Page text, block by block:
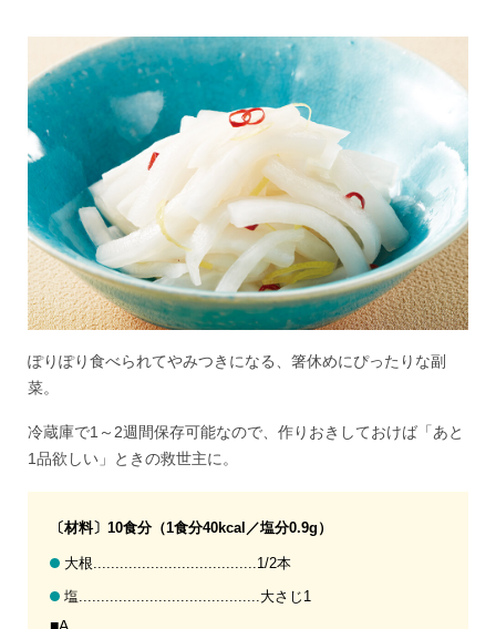
ぽりぽり食べられてやみつきになる、箸休めにぴったりな副
菜。
冷蔵庫で1～2週間保存可能なので、作りおきしておけば「あと
1品欲しい」ときの救世主に。
〔材料〕10食分（1食分40kcal／塩分0.9g）
大根.....................................1/2本
塩.........................................大さじ1